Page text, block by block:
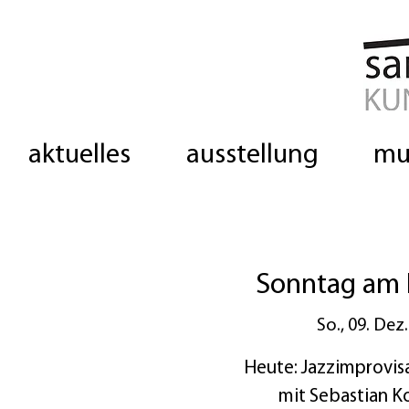
aktuelles ausstellung
Sonntag am
So., 09. Dez.
Heute: